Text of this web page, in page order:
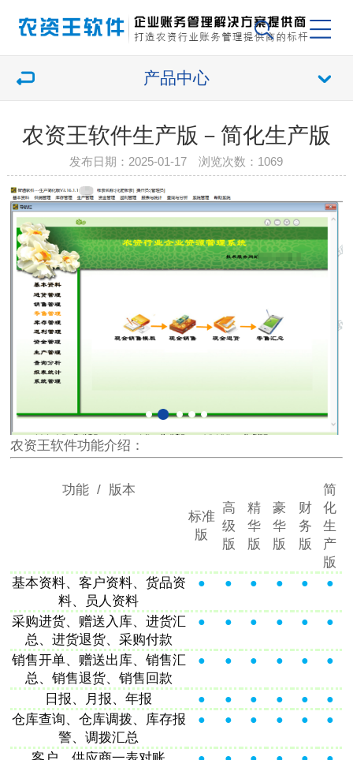
产品中心
农资王软件生产版－简化生产版
发布日期：2025-01-17 浏览次数： 1069
农资王软件功能介绍：
功能 / 版本
标准
版
高
级
版
精
华
版
豪
华
版
财
务
版
简
化
生
产
版
基本资料、客户资料、货品资
料、员人资料
● ● ● ● ● ●
采购进货、赠送入库、进货汇
总、进货退货、采购付款
● ● ● ● ● ●
销售开单、赠送出库、销售汇
总、销售退货、销售回款
● ● ● ● ● ●
日报、月报、年报 ● ● ● ● ● ●
仓库查询、仓库调拨、库存报
警、调拨汇总
● ● ● ● ● ●